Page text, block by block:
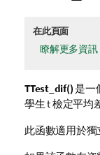
在此頁面
瞭解更多資訊
TTest_dif()是一
學生 t 檢定平均
此函數適用於獨